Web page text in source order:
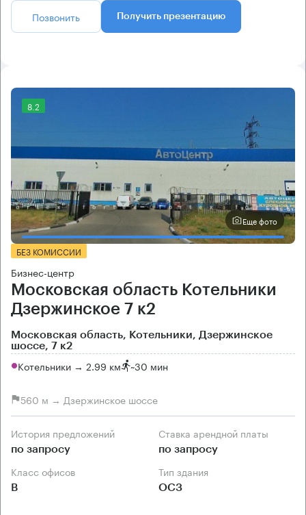
Позвонить Получить презентацию
8.2
Еще фото
БЕЗ КОМИССИИ
Бизнес-центр
Московская область Котельники
Дзержинское 7 к2
Московская область, Котельники, Дзержинское
шоссе, 7 к2
Котельники → 2.99 км ~30 мин
560 м → Дзержинское шоссе
История предложений
по запросу
Ставка арендной платы
по запросу
Класс офисов
B
Тип здания
ОСЗ